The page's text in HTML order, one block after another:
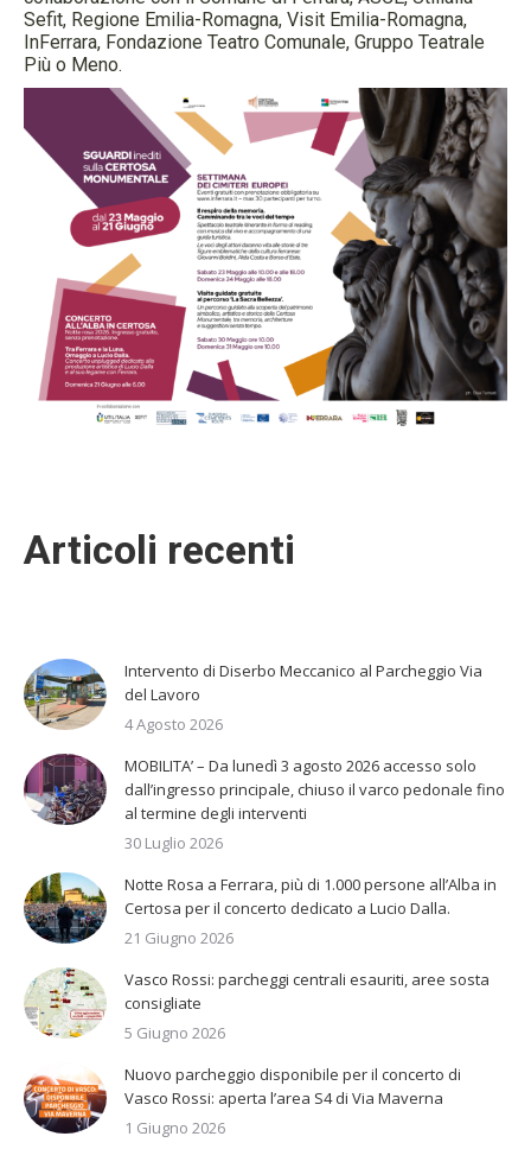
Sefit, Regione Emilia-Romagna, Visit Emilia-Romagna,
InFerrara, Fondazione Teatro Comunale, Gruppo Teatrale
Più o Meno.
Articoli recenti
Intervento di Diserbo Meccanico al Parcheggio Via
del Lavoro
4 Agosto 2026
MOBILITA’ – Da lunedì 3 agosto 2026 accesso solo
dall’ingresso principale, chiuso il varco pedonale fino
al termine degli interventi
30 Luglio 2026
Notte Rosa a Ferrara, più di 1.000 persone all’Alba in
Certosa per il concerto dedicato a Lucio Dalla.
21 Giugno 2026
Vasco Rossi: parcheggi centrali esauriti, aree sosta
consigliate
5 Giugno 2026
Nuovo parcheggio disponibile per il concerto di
Vasco Rossi: aperta l’area S4 di Via Maverna
1 Giugno 2026